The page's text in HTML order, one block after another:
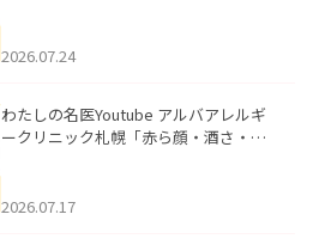
た。
2026.07.24
わたしの名医Youtube アルバアレルギ
ークリニック札幌「赤ら顔・酒さ・ニ
した。
2026.07.17